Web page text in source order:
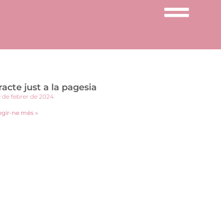
just a la pagesia
de febrer de 2024
ne més »